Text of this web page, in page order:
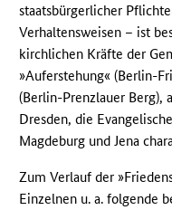
staatsbürgerlicher
Verhaltensweisen – ist
kirchlichen Kräfte der
»Auferstehung« (Berlin-
(Berlin-Prenzlauer Berg),
Dresden, die
Magdeburg und Jena
Zum Verlauf der
Einzelnen u. a. folgende